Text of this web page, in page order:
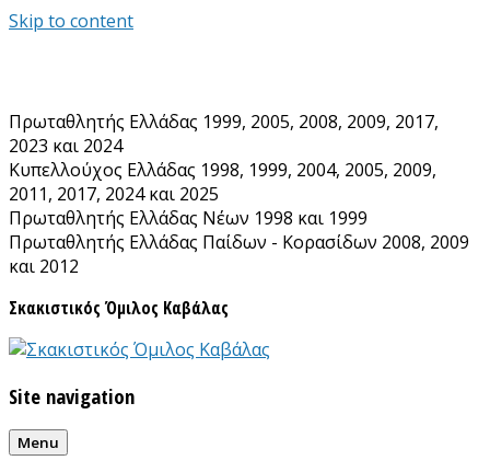
Skip to content
Πρωταθλητής Ελλάδας 1999, 2005, 2008, 2009, 2017,
2023 και 2024
Κυπελλούχος Ελλάδας 1998, 1999, 2004, 2005, 2009,
2011, 2017, 2024 και 2025
Πρωταθλητής Ελλάδας Νέων 1998 και 1999
Πρωταθλητής Ελλάδας Παίδων - Κορασίδων 2008, 2009
και 2012
Σκακιστικός Όμιλος Καβάλας
Site navigation
Menu